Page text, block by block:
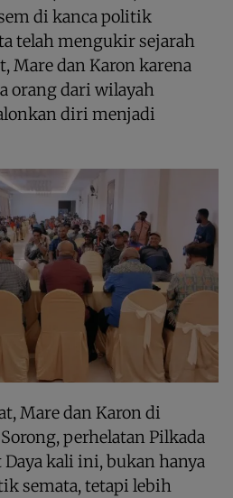
di kanca politik
telah mengukir sejarah
Mare dan Karon karena
orang dari wilayah
diri menjadi
Mare dan Karon di
perhelatan Pilkada
kali ini, bukan hanya
semata, tetapi lebih